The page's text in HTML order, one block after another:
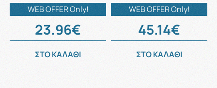
WEB OFFER Only!
23.96€
ΣΤΟ ΚΑΛΑΘΙ
WEB OFFER Only!
45.14€
ΣΤΟ ΚΑΛΑΘΙ